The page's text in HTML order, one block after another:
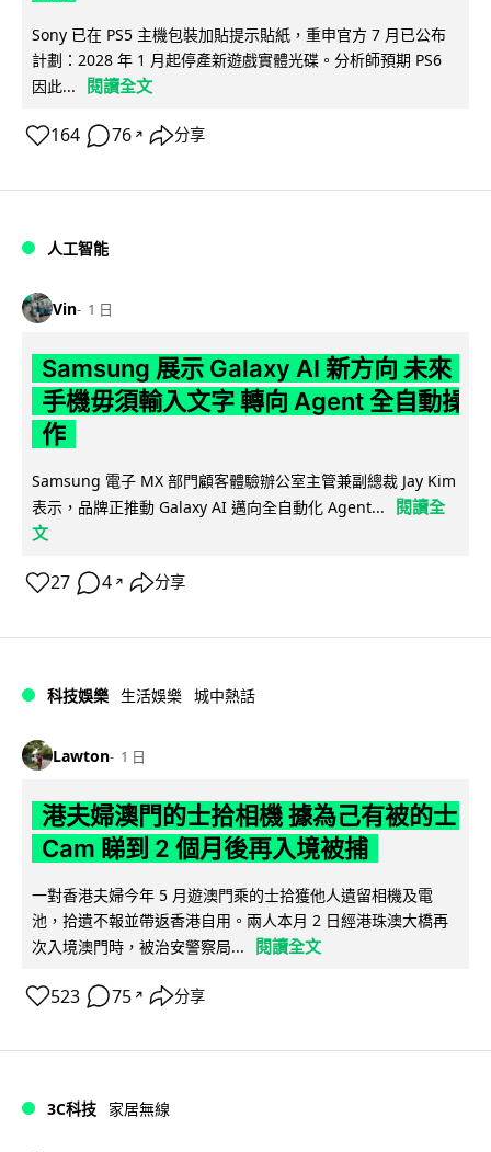
Sony 已在 PS5 主機包裝加貼提示貼紙，重申官方 7 月已公布
計劃：2028 年 1 月起停產新遊戲實體光碟。分析師預期 PS6
因此...
閱讀全文
164 76 ↗ 分享
人工智能
Vin 1 日
Samsung 展示 Galaxy AI 新方向 未來
手機毋須輸入文字 轉向 Agent 全自動操
作
Samsung 電子 MX 部門顧客體驗辦公室主管兼副總裁 Jay Kim
表示，品牌正推動 Galaxy AI 邁向全自動化 Agent...
閱讀全
文
27 4 ↗ 分享
科技娛樂 生活娛樂 城中熱話
Lawton 1 日
港夫婦澳門的士拾相機 據為己有被的士
Cam 睇到 2 個月後再入境被捕
一對香港夫婦今年 5 月遊澳門乘的士拾獲他人遺留相機及電
池，拾遺不報並帶返香港自用。兩人本月 2 日經港珠澳大橋再
次入境澳門時，被治安警察局...
閱讀全文
523 75 ↗ 分享
3C科技 家居無線